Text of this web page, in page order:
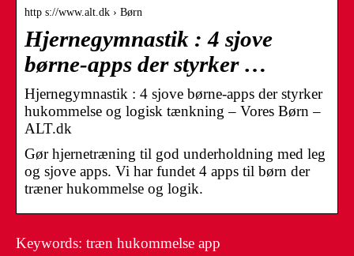
http s://www.alt.dk › Børn
Hjernegymnastik : 4 sjove
børne-apps der styrker …
Hjernegymnastik : 4 sjove børne-apps der styrker
hukommelse og logisk tænkning – Vores Børn –
ALT.dk
Gør hjernetræning til god underholdning med leg
og sjove apps. Vi har fundet 4 apps til børn der
træner hukommelse og logik.
Keywords: træn hukommelse app